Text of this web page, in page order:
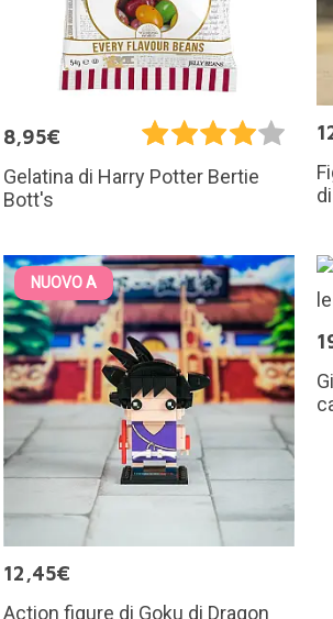
8,95€
Gelatina di Harry Potter Bertie
Bott's
NUOVO A
12,45€
Action figure di Goku di Dragon